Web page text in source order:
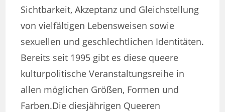
Sichtbarkeit, Akzeptanz und Gleichstellung
von vielfältigen Lebensweisen sowie
sexuellen und geschlechtlichen Identitäten.
Bereits seit 1995 gibt es diese queere
kulturpolitische Veranstaltungsreihe in
allen möglichen Größen, Formen und
Farben.Die diesjährigen Queeren